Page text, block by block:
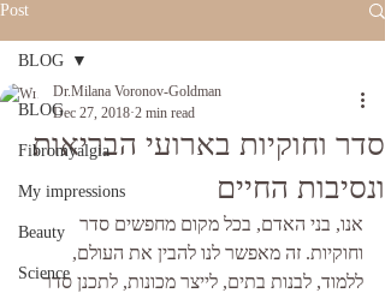
Post
BLOG
Fibromyalgia
My impressions
Beauty
Science
BLOG
סדר וחוקיות בארועי הבריאות
ונסיבות החיים
Dr.Milana Voronov-Goldman
Dec 27, 2018 2 min read
אנו, בני האדם, בכל מקום מחפשים סדר
וחוקיות. זה מאפשר לנו להבין את העולם,
ללמוד, לבנות בתים, לייצר מכונות, לתכנן סדר